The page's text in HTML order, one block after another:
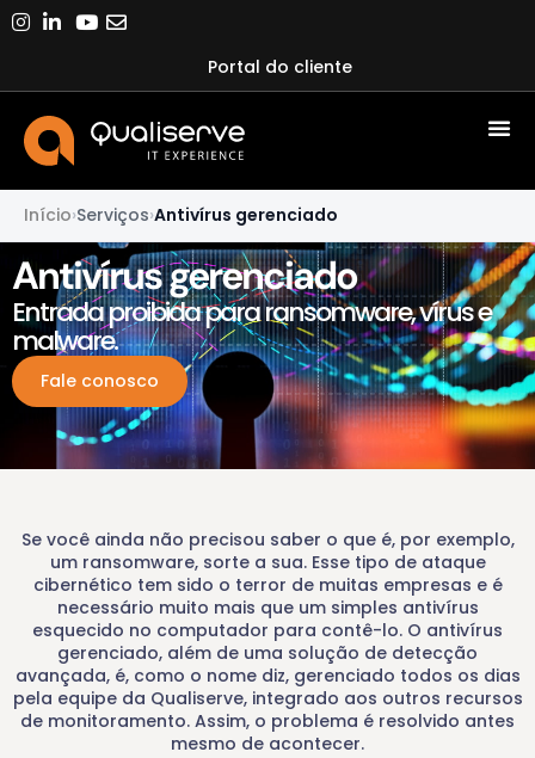
Portal do cliente
Início›Serviços›Antivírus gerenciado
Antivírus gerenciado
Entrada proibida para ransomware, vírus e
malware.
Fale conosco
Se você ainda não precisou saber o que é, por exemplo,
um ransomware, sorte a sua. Esse tipo de ataque
cibernético tem sido o terror de muitas empresas e é
necessário muito mais que um simples antivírus
esquecido no computador para contê-lo. O antivírus
gerenciado, além de uma solução de detecção
avançada, é, como o nome diz, gerenciado todos os dias
pela equipe da Qualiserve, integrado aos outros recursos
de monitoramento. Assim, o problema é resolvido antes
mesmo de acontecer.